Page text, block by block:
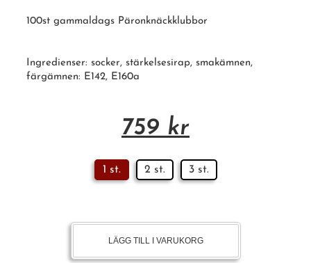
100st gammaldags Päronknäckklubbor
Ingredienser: socker, stärkelsesirap, smakämnen,
färgämnen: E142, E160a
759 kr
1 st. 2 st. 3 st.
LÄGG TILL I VARUKORG